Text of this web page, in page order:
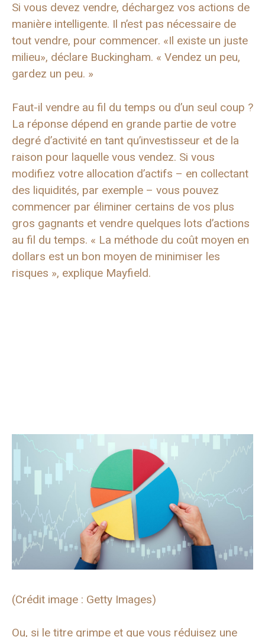
Si vous devez vendre, déchargez vos actions de
manière intelligente. Il n’est pas nécessaire de
tout vendre, pour commencer. «Il existe un juste
milieu», déclare Buckingham. « Vendez un peu,
gardez un peu. »
Faut-il vendre au fil du temps ou d’un seul coup ?
La réponse dépend en grande partie de votre
degré d’activité en tant qu’investisseur et de la
raison pour laquelle vous vendez. Si vous
modifiez votre allocation d’actifs – en collectant
des liquidités, par exemple – vous pouvez
commencer par éliminer certains de vos plus
gros gagnants et vendre quelques lots d’actions
au fil du temps. « La méthode du coût moyen en
dollars est un bon moyen de minimiser les
risques », explique Mayfield.
(Crédit image : Getty Images)
Ou, si le titre grimpe et que vous réduisez une